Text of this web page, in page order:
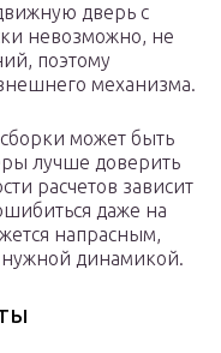
дверь с
невозможно, не
поэтому
механизма.
сборки может быть
лучше доверить
расчетов зависит
даже на
напрасным,
нужной динамикой.